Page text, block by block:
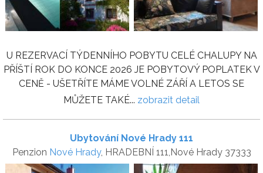
U REZERVACÍ TÝDENNÍHO POBYTU CELÉ CHALUPY NA
PŘÍŠTÍ ROK DO KONCE 2026 JE POBYTOVÝ POPLATEK V
CENĚ - UŠETŘÍTE MÁME VOLNÉ ZÁŘÍ A LETOS SE
MŮŽETE TAKÉ... zobrazit detail
Ubytování Nové Hrady 111
Penzion Nové Hrady, HRADEBNÍ 111,Nové Hrady 37333